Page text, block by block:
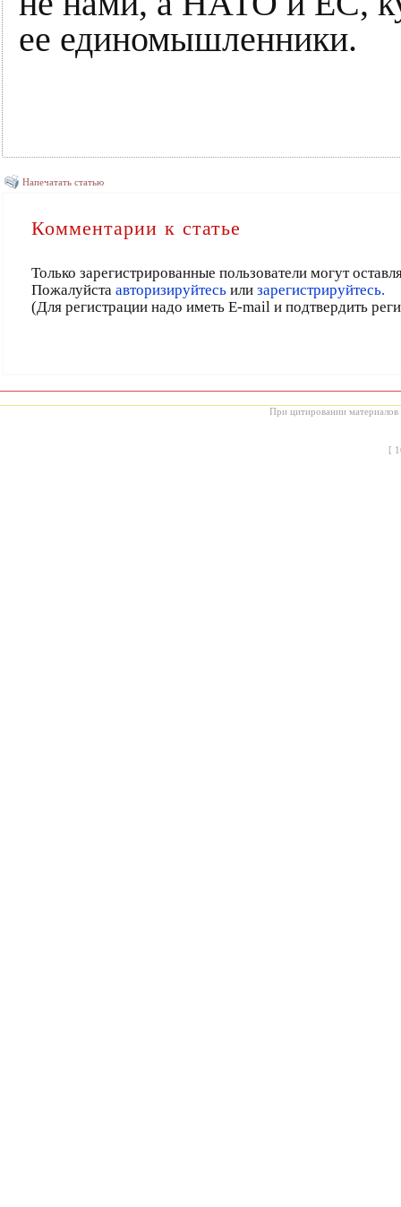
ее единомышленники.
Напечатать статью
Комментарии к статье
Только зарегистрированные пользователи могут
Пожалуйста авторизируйтесьили зарегистрируйтесь.
(Для регистрации надо иметь E-mail и подтвердить
При цитировании материалов
[